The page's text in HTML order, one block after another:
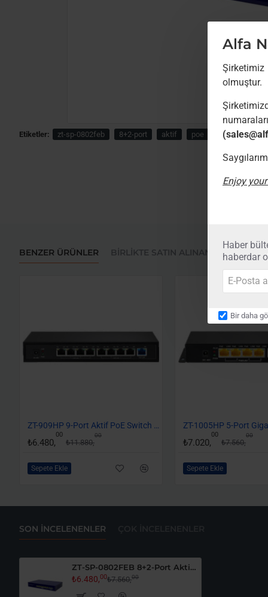
Etiketler: zt-sp-0802feb 8+2-port aktif poe switch (48
BENZER ÜRÜNLER BIRLIKTE SATIN ALINANLAR
-45% ZT-909HP 9-Port Aktif PoE Switch (48 Volt)
₺6.480,
00
₺11.880,
00
Sepete Ekle
₺7.020,
00
₺7.560,
00
Sepete Ekle
SON İNCELENENLER
ZT-SP-0802FEB 8+2-Port Aktif PoE Switch (48 Volt)
₺6.480,00₺7.560,00